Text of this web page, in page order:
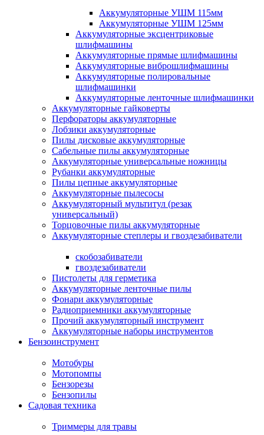
Аккумуляторные УШМ 115мм
Аккумуляторные УШМ 125мм
Аккумуляторные эксцентриковые
шлифмашины
Аккумуляторные прямые шлифмашины
Аккумуляторные виброшлифмашины
Аккумуляторные полировальные
шлифмашинки
Аккумуляторные ленточные шлифмашинки
Аккумуляторные гайковерты
Перфораторы аккумуляторные
Лобзики аккумуляторные
Пилы дисковые аккумуляторные
Сабельные пилы аккумуляторные
Аккумуляторные универсальные ножницы
Рубанки аккумуляторные
Пилы цепные аккумуляторные
Аккумуляторные пылесосы
Аккумуляторный мультитул (резак
универсальный)
Торцовочные пилы аккумуляторные
Аккумуляторные степлеры и гвоздезабиватели
скобозабиватели
гвоздезабиватели
Пистолеты для герметика
Аккумуляторные ленточные пилы
Фонари аккумуляторные
Радиоприемники аккумуляторные
Прочий аккумуляторный инструмент
Аккумуляторные наборы инструментов
Бензоинструмент
Мотобуры
Мотопомпы
Бензорезы
Бензопилы
Садовая техника
Триммеры для травы